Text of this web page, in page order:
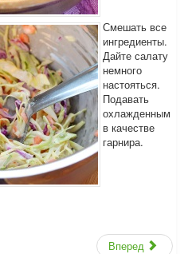
Смешать все
ингредиенты.
Дайте салату
немного
настояться.
Подавать
охлажденным
в качестве
гарнира.
Вперед